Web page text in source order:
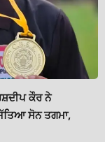
ਕੌਰ ਨੇ
ਸੋਨ ਤਗਮਾ,